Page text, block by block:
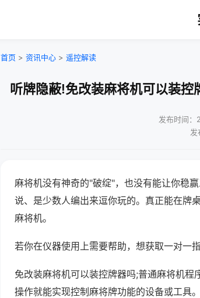
首页 > 资讯中心 > 遥控解读
听牌隐蔽!免改装麻将机可以装
发布时间
发
麻将机没有神奇的"破绽"，也没有能让你稳
说、是少数人编出来逗你玩的。真正能在牌
麻将机。
若你在仪器使用上需要帮助，想获取一对一
免改装麻将机可以装控牌器吗;普通麻将机
操作就能实现控制麻将牌功能的设备或工具。